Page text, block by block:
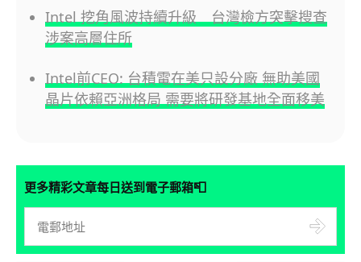
Intel 挖角風波持續升級 台灣檢方突擊搜查
涉案高層住所
Intel前CEO: 台積電在美只設分廠 無助美國
晶片依賴亞洲格局 需要將研發基地全面移美
更多精彩文章每日送到電子郵箱📮